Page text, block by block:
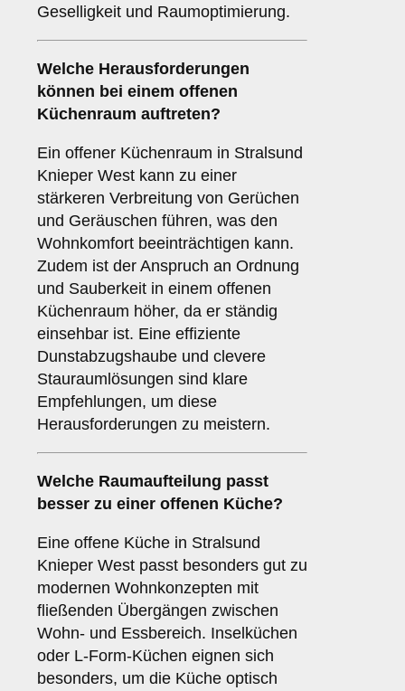
Geselligkeit und Raumoptimierung.
Welche Herausforderungen
können bei einem offenen
Küchenraum auftreten?
Ein offener Küchenraum in Stralsund
Knieper West kann zu einer
stärkeren Verbreitung von Gerüchen
und Geräuschen führen, was den
Wohnkomfort beeinträchtigen kann.
Zudem ist der Anspruch an Ordnung
und Sauberkeit in einem offenen
Küchenraum höher, da er ständig
einsehbar ist. Eine effiziente
Dunstabzugshaube und clevere
Stauraumlösungen sind klare
Empfehlungen, um diese
Herausforderungen zu meistern.
Welche Raumaufteilung passt
besser zu einer offenen Küche?
Eine offene Küche in Stralsund
Knieper West passt besonders gut zu
modernen Wohnkonzepten mit
fließenden Übergängen zwischen
Wohn- und Essbereich. Inselküchen
oder L-Form-Küchen eignen sich
besonders, um die Küche optisch